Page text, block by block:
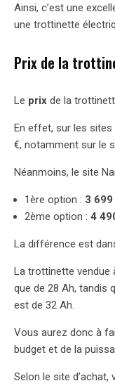
Ainsi, c’est une
une trottinette
Prix de la
Le prix de la
En effet, sur les sites
€, notamment sur le
Néanmoins, le site
1ère option : 3 699
2ème option : 4
La différence est
La trottinette vendue
que de 28 Ah, tandis
est de 32 Ah.
Vous aurez donc à
budget et de la
Selon le site